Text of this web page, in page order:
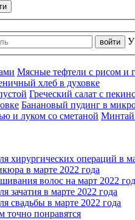
У
Мясные тефтели с рисом и
хлеб в духовке
Греческий салат с
Банановый пудинг в
Минтай
хирургических операций в
в марте 2022 года
волос на март 2022
зачатия в марте 2022 года
свадьбы в марте 2022 года
точно понравятся